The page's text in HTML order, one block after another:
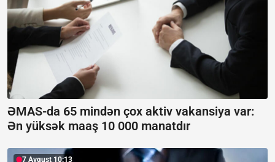
ƏMAS-da 65 mindən çox aktiv vakansiya var:
Ən yüksək maaş 10 000 manatdır
7 Avqust 10:13